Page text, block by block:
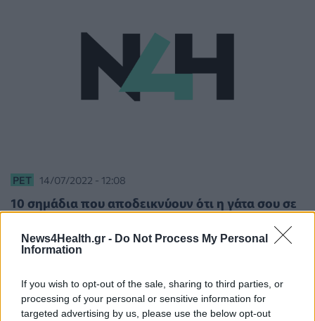
News4Health.gr - Do Not Process My Personal
Information
If you wish to opt-out of the sale, sharing to third parties, or
processing of your personal or sensitive information for
targeted advertising by us, please use the below opt-out
PET 14/07/2022 - 12:08
10 σημάδια που αποδεικνύουν ότι η γάτα σου σε
αγαπάει...χούμαν